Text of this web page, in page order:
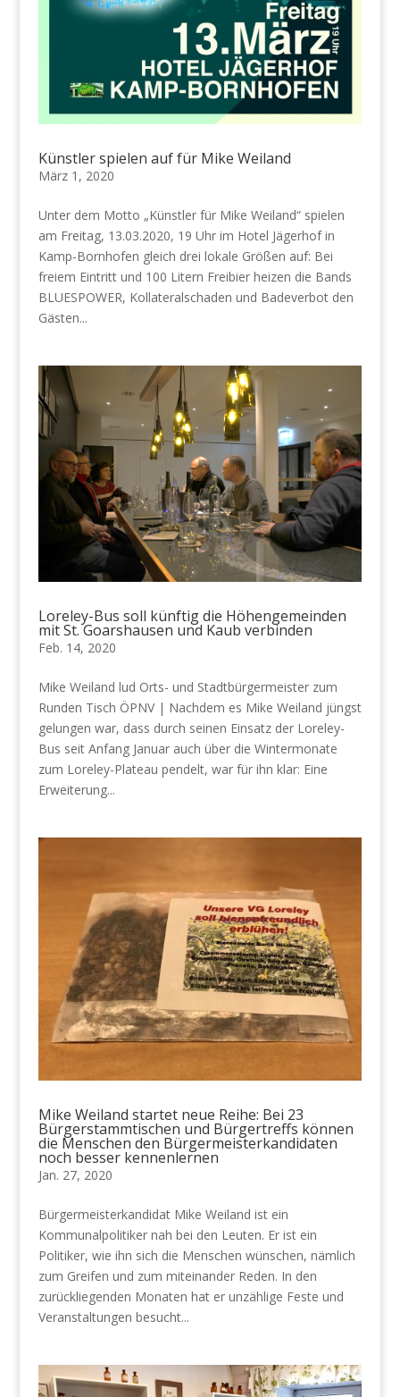
Künstler spielen auf für Mike Weiland
März 1, 2020
Unter dem Motto „Künstler für Mike Weiland“ spielen
am Freitag, 13.03.2020, 19 Uhr im Hotel Jägerhof in
Kamp-Bornhofen gleich drei lokale Größen auf: Bei
freiem Eintritt und 100 Litern Freibier heizen die Bands
BLUESPOWER, Kollateralschaden und Badeverbot den
Gästen...
Loreley-Bus soll künftig die Höhengemeinden
mit St. Goarshausen und Kaub verbinden
Feb. 14, 2020
Mike Weiland lud Orts- und Stadtbürgermeister zum
Runden Tisch ÖPNV | Nachdem es Mike Weiland jüngst
gelungen war, dass durch seinen Einsatz der Loreley-
Bus seit Anfang Januar auch über die Wintermonate
zum Loreley-Plateau pendelt, war für ihn klar: Eine
Erweiterung...
Mike Weiland startet neue Reihe: Bei 23
Bürgerstammtischen und Bürgertreffs können
die Menschen den Bürgermeisterkandidaten
noch besser kennenlernen
Jan. 27, 2020
Bürgermeisterkandidat Mike Weiland ist ein
Kommunalpolitiker nah bei den Leuten. Er ist ein
Politiker, wie ihn sich die Menschen wünschen, nämlich
zum Greifen und zum miteinander Reden. In den
zurückliegenden Monaten hat er unzählige Feste und
Veranstaltungen besucht...